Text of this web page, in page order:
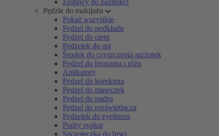
Zestawy do paznokci
Pędzle do makijażu
Pokaż wszystkie
Pędzel do podkładu
Pędzel do cieni
Pędzelek do ust
Środek do czyszczenia szczotek
Pędzel do bronzera i różu
Aplikatory
Pędzel do korektora
Pędzel do maseczek
Pędzel do pudru
Pędzel do rozświetlacza
Pędzelek do eyelinera
Pudry sypkie
Szczoteczka do brwi